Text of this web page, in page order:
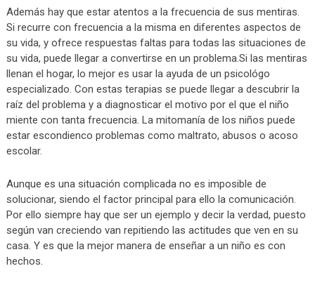
Además hay que estar atentos a la frecuencia de sus mentiras.
Si recurre con frecuencia a la misma en diferentes aspectos de
su vida, y ofrece respuestas faltas para todas las situaciones de
su vida, puede llegar a convertirse en un problema.Si las mentiras
llenan el hogar, lo mejor es usar la ayuda de un psicológo
especializado. Con estas terapias se puede llegar a descubrir la
raíz del problema y a diagnosticar el motivo por el que el niño
miente con tanta frecuencia. La mitomanía de los niños puede
estar escondienco problemas como maltrato, abusos o acoso
escolar.
Aunque es una situación complicada no es imposible de
solucionar, siendo el factor principal para ello la comunicación.
Por ello siempre hay que ser un ejemplo y decir la verdad, puesto
según van creciendo van repitiendo las actitudes que ven en su
casa. Y es que la mejor manera de enseñar a un niño es con
hechos.